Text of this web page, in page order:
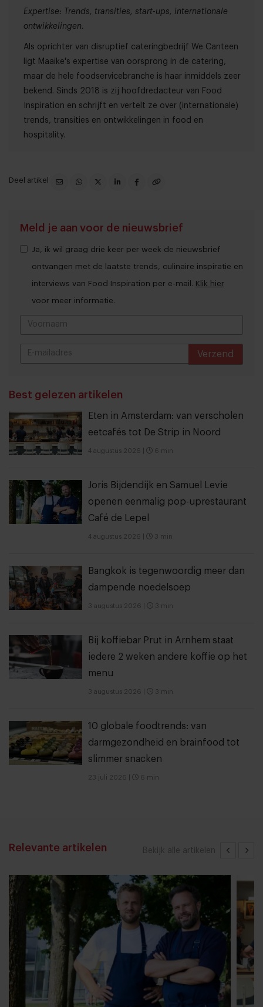
Expertise: Trends, transities, start-ups, internationale
ontwikkelingen.
Als oprichter van disruptief cateringbedrijf We Canteen
ligt Maaike's expertise van oorsprong in de catering,
maar de hele foodservicebranche is haar inmiddels zeer
bekend. Sinds 2018 is zij hoofdredacteur van Food
Inspiration en schrijft en vertelt ze over (internationale)
trends, transities en ontwikkelingen in food en
hospitality.
Deel artikel
Meld je aan voor de nieuwsbrief
Ja, ik wil graag drie keer per week de nieuwsbrief
ontvangen met de laatste trends, culinaire inspiratie en
interviews van Food Inspiration per e-mail. Klik hier
voor meer informatie.
Verzend
Best gelezen artikelen
Eten in Amsterdam: van verscholen
eetcafés tot De Strip in Noord
4 augustus 2026 6 min
Joris Bijdendijk en Samuel Levie
openen eenmalig pop-uprestaurant
Café de Lepel
4 augustus 2026 3 min
Bangkok is tegenwoordig meer dan
dampende noedelsoep
3 augustus 2026 3 min
Bij koffiebar Prut in Arnhem staat
iedere 2 weken andere koffie op het
menu
3 augustus 2026 3 min
10 globale foodtrends: van
darmgezondheid en brainfood tot
slimmer snacken
23 juli 2026 6 min
Bekijk alle artikelen
Relevante artikelen